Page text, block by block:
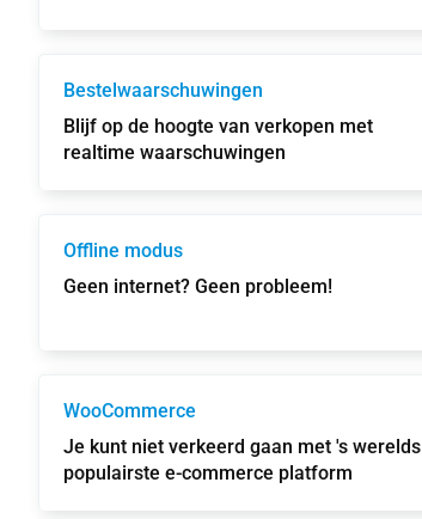
Bestelwaarschuwingen
Blijf op de hoogte van verkopen met
realtime waarschuwingen
Offline modus
Geen internet? Geen probleem!
WooCommerce
Je kunt niet verkeerd gaan met 's werelds
populairste e-commerce platform